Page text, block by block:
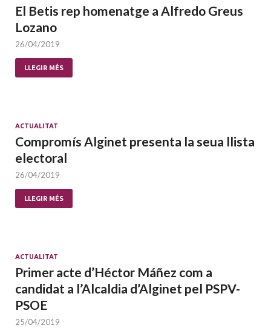
El Betis rep homenatge a Alfredo Greus
Lozano
26/04/2019
LLEGIR MÉS
ACTUALITAT
Compromís Alginet presenta la seua llista
electoral
26/04/2019
LLEGIR MÉS
ACTUALITAT
Primer acte d’Héctor Máñez com a
candidat a l’Alcaldia d’Alginet pel PSPV-
PSOE
25/04/2019